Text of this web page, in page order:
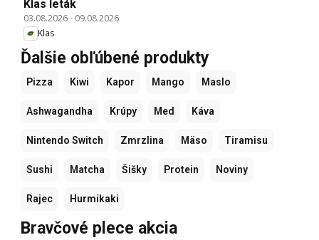
Klas leták
03.08.2026- 09.08.2026
Klas
Ďalšie obľúbené produkty
Pizza Kiwi Kapor Mango Maslo
Ashwagandha Krúpy Med Káva
Nintendo Switch Zmrzlina Mäso Tiramisu
Sushi Matcha Šišky Protein Noviny
Rajec Hurmikaki
Bravčové plece akcia